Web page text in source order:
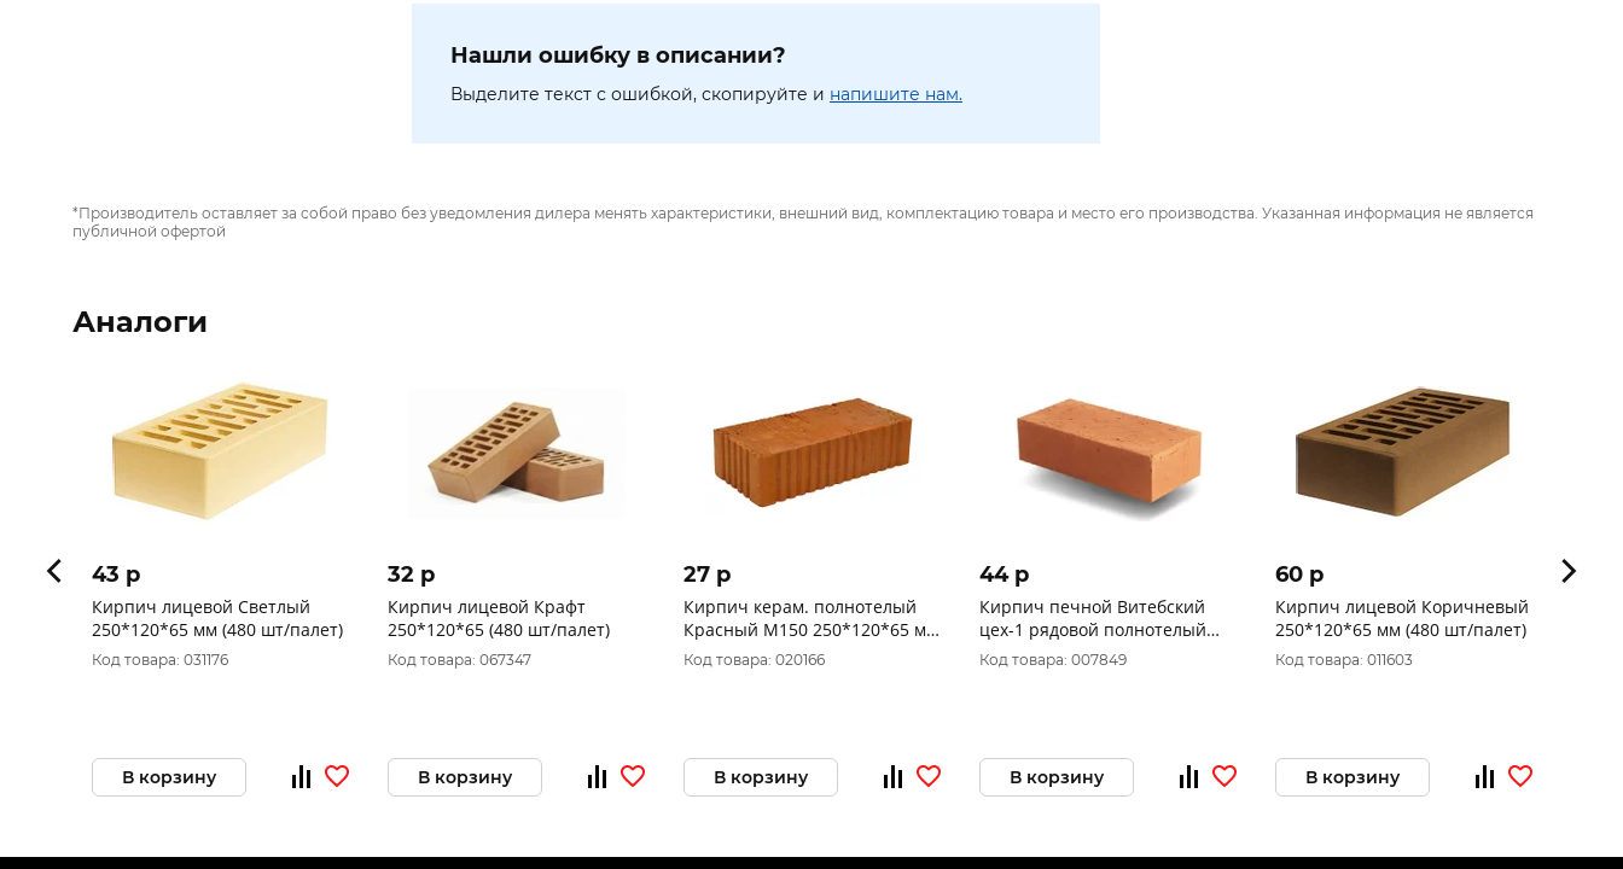
Нашли ошибку в описании?
Выделите текст с ошибкой, скопируйте и напишите нам.
*Производитель оставляет за собой право без уведомления дилера менять характеристики, внешний вид, комплектацию товара и место его производства. Указанная информация не является
публичной офертой
Аналоги
43 p
Кирпич лицевой Светлый
250*120*65 мм (480 шт/палет)
Код товара: 031176
В корзину
32 p
Кирпич лицевой Крафт
250*120*65 (480 шт/палет)
Код товара: 067347
В корзину
27 p
Кирпич керам. полнотелый
Красный М150 250*120*65 мм
(250 шт/палет) Смоленск
Код товара: 020166
В корзину
44 p
Кирпич печной Витебский
цех-1 рядовой полнотелый
250*120*65 мм М200, F-50 (330
шт/палет)
Код товара: 007849
В корзину
60 p
Кирпич лицевой Коричневый
250*120*65 мм (480 шт/палет)
Код товара: 011603
В корзину
43 p